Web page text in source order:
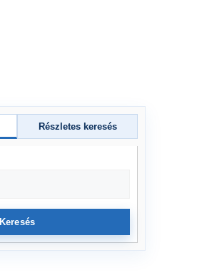
Részletes keresés
Keresés